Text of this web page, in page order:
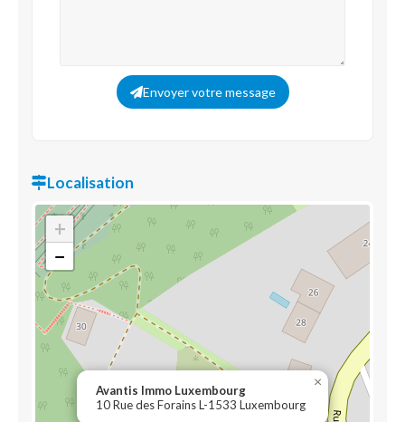
Envoyer votre message
Localisation
Avantis Immo Luxembourg
10 Rue des Forains L-1533 Luxembourg
×
+
−